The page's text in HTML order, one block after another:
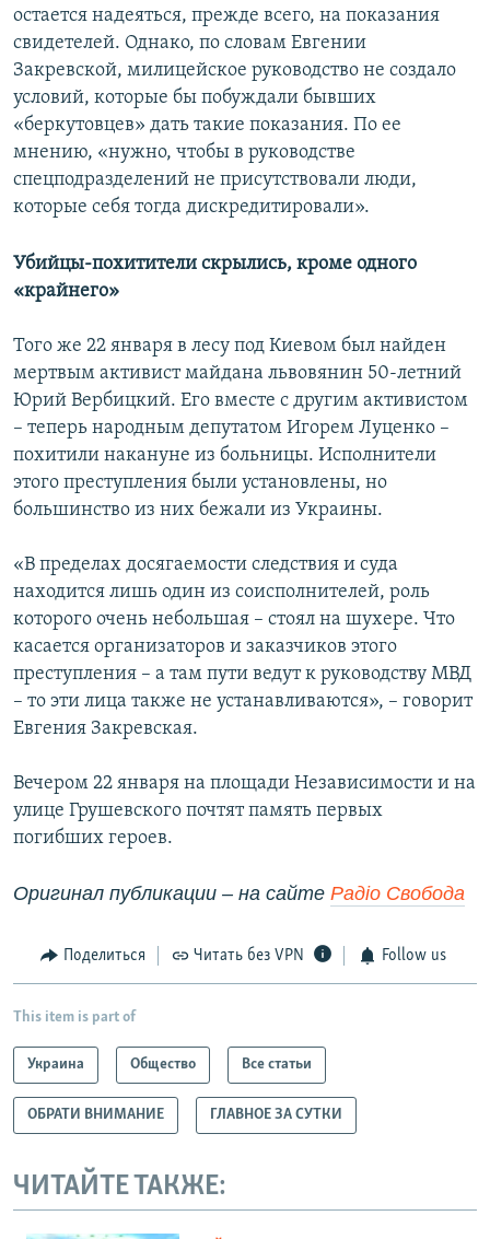
остается надеяться, прежде всего, на показания
свидетелей. Однако, по словам Евгении
Закревской, милицейское руководство не создало
условий, которые бы побуждали бывших
«беркутовцев» дать такие показания. По ее
мнению, «нужно, чтобы в руководстве
спецподразделений не присутствовали люди,
которые себя тогда дискредитировали».
Убийцы-похитители скрылись, кроме одного
«крайнего»
Того же 22 января в лесу под Киевом был найден
мертвым активист майдана львовянин 50-летний
Юрий Вербицкий. Его вместе с другим активистом
– теперь народным депутатом Игорем Луценко –
похитили накануне из больницы. Исполнители
этого преступления были установлены, но
большинство из них бежали из Украины.
«В пределах досягаемости следствия и суда
находится лишь один из соисполнителей, роль
которого очень небольшая – стоял на шухере. Что
касается организаторов и заказчиков этого
преступления – а там пути ведут к руководству МВД
– то эти лица также не устанавливаются», – говорит
Евгения Закревская.
Вечером 22 января на площади Независимости и на
улице Грушевского почтят память первых
погибших героев.
Оригинал публикации – на сайте Радіо Свобода
Поделиться Читать без VPN Follow us
This item is part of
Украина Общество Все статьи
ОБРАТИ ВНИМАНИЕ ГЛАВНОЕ ЗА СУТКИ
ЧИТАЙТЕ ТАКЖЕ: